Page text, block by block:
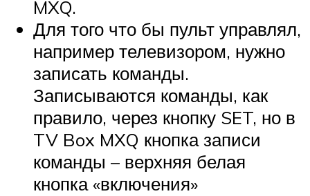
MXQ.
Для того что бы пульт управлял,
например телевизором, нужно
записать команды.
Записываются команды, как
правило, через кнопку SET, но в
TV Box MXQ кнопка записи
команды – верхняя белая
кнопка «включения»